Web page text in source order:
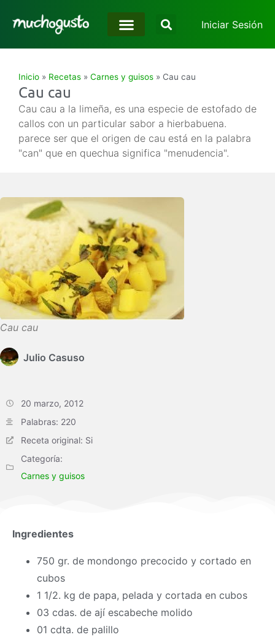
Iniciar Sesión
Inicio » Recetas » Carnes y guisos » Cau cau
Cau cau
Cau cau a la limeña, es una especie de estofado de
callos con un particular sabor a hierbabuena.
parece ser que el origen de cau está en la palabra
"can" que en quechua significa "menudencia".
Cau cau
Julio Casuso
20 marzo, 2012
Palabras: 220
Receta original: Si
Categoría:
Carnes y guisos
Ingredientes
750 gr. de mondongo precocido y cortado en
cubos
1 1/2. kg de papa, pelada y cortada en cubos
03 cdas. de ají escabeche molido
01 cdta. de palillo